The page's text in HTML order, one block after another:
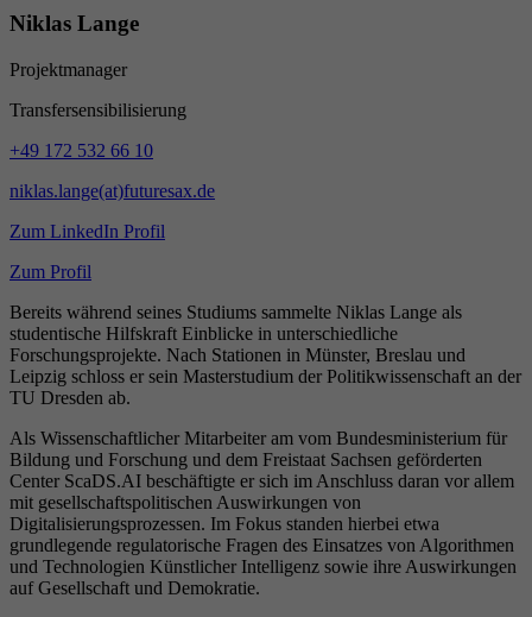
Niklas Lange
Projektmanager
Transfersensibilisierung
+49 172 532 66 10
niklas.lange(at)futuresax.de
Zum LinkedIn Profil
Zum Profil
Bereits während seines Studiums sammelte Niklas Lange als
studentische Hilfskraft Einblicke in unterschiedliche
Forschungsprojekte. Nach Stationen in Münster, Breslau und
Leipzig schloss er sein Masterstudium der Politikwissenschaft an der
TU Dresden ab.
Als Wissenschaftlicher Mitarbeiter am vom Bundesministerium für
Bildung und Forschung und dem Freistaat Sachsen geförderten
Center ScaDS.AI beschäftigte er sich im Anschluss daran vor allem
mit gesellschaftspolitischen Auswirkungen von
Digitalisierungsprozessen. Im Fokus standen hierbei etwa
grundlegende regulatorische Fragen des Einsatzes von Algorithmen
und Technologien Künstlicher Intelligenz sowie ihre Auswirkungen
auf Gesellschaft und Demokratie.